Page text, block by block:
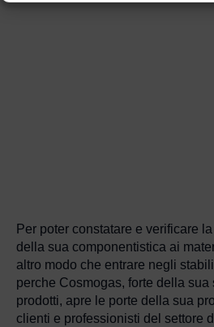
Per poter constatare e verificare
della sua componentistica ai
altro modo che entrare negli
perche Cosmogas, forte della sua
prodotti, apre le porte della sua
clienti e professionisti del settore